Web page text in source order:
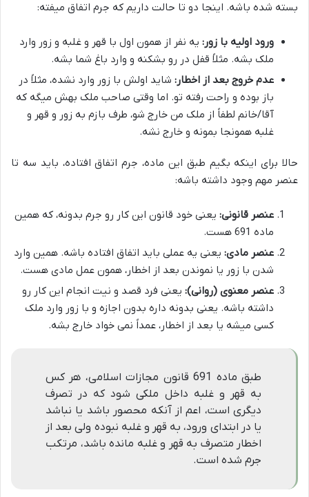
بسته شده باشه. اینجا دو تا حالت داریم که جرم اتفاق میفته:
ورود اولیه با زور: یه نفر از همون اول با قهر و غلبه و زور وارد
ملک بشه. مثلاً قفل در رو بشکنه و وارد باغ شما بشه.
عدم خروج بعد از اخطار: شاید اولش با زور وارد نشده، مثلاً در
باز بوده و راحت رفته تو. اما وقتی صاحب ملک بهش میگه که
آقا/خانم لطفاً از ملک من خارج شو، طرف بازم به زور و قهر و
غلبه همونجا بمونه و خارج نشه.
حالا برای اینکه بگیم طبق این ماده، جرم اتفاق افتاده، باید سه تا
عنصر مهم وجود داشته باشه:
عنصر قانونی: یعنی خود قانون این کار رو جرم بدونه، که همین
ماده 691 هست.
عنصر مادی: یعنی یه عملی باید اتفاق افتاده باشه. همین وارد
شدن با زور یا نموندن بعد از اخطار، همون عمل مادی هست.
عنصر معنوی (روانی): یعنی فرد قصد و نیت انجام این کار رو
داشته باشه. یعنی بدونه داره بدون اجازه و با زور وارد ملک
کسی میشه یا بعد از اخطار، عمداً نمی خواد خارج بشه.
طبق ماده 691 قانون مجازات اسلامی، هر کس
به قهر و غلبه داخل ملکی شود که در تصرف
دیگری است، اعم از آنکه محصور باشد یا نباشد
یا در ابتدای ورود، به قهر و غلبه نبوده ولی بعد از
اخطار متصرف به قهر و غلبه مانده باشد، مرتکب
جرم شده است.